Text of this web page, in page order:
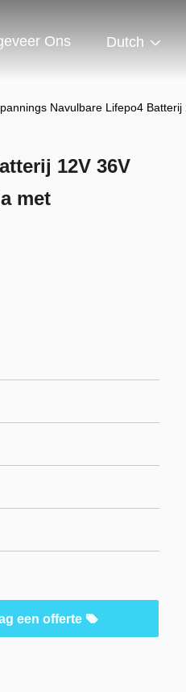
Ons Dutch
Navulbare Lifepo4
12V 36V
met
een offerte